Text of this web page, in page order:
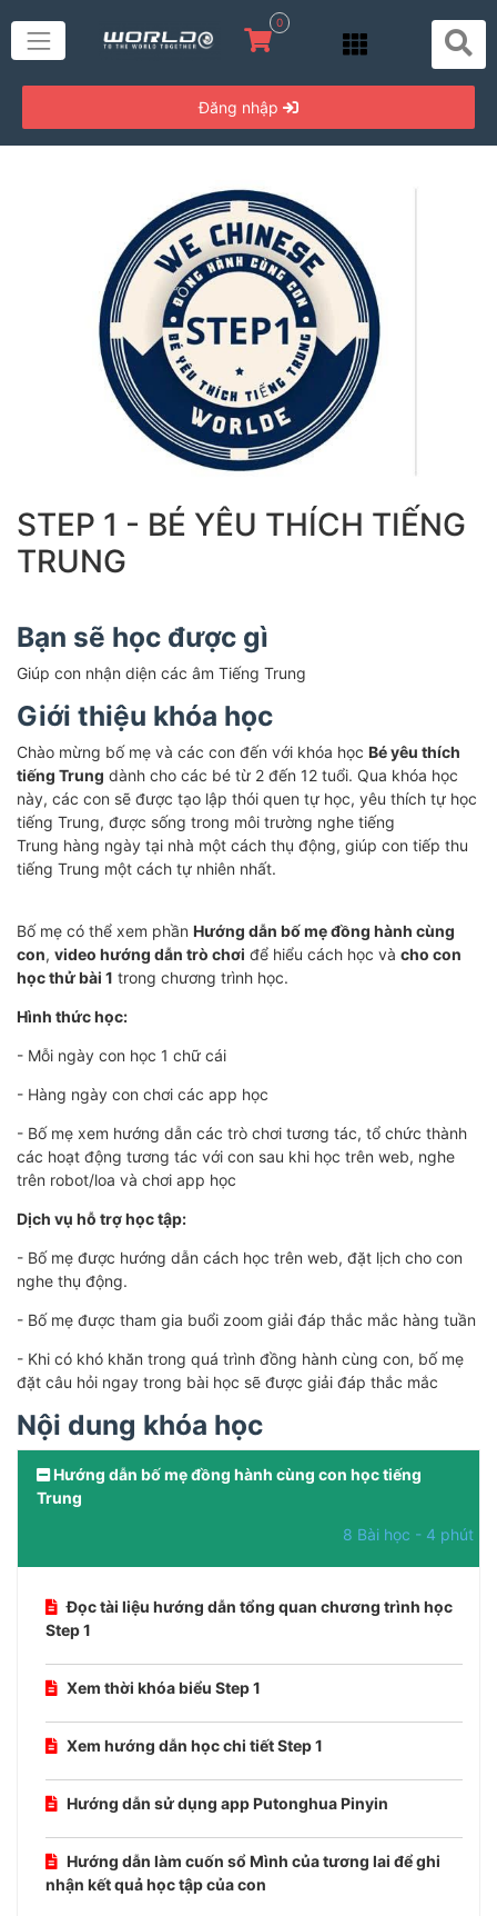
0
Đăng nhập
STEP 1 - BÉ YÊU THÍCH TIẾNG
TRUNG
Bạn sẽ học được gì
Giúp con nhận diện các âm Tiếng Trung
Giới thiệu khóa học
Chào mừng bố mẹ và các con đến với khóa học Bé yêu thích
tiếng Trung dành cho các bé từ 2 đến 12 tuổi. Qua khóa học
này, các con sẽ được tạo lập thói quen tự học, yêu thích tự học
tiếng Trung, được sống trong môi trường nghe tiếng
Trung hàng ngày tại nhà một cách thụ động, giúp con tiếp thu
tiếng Trung một cách tự nhiên nhất.
Bố mẹ có thể xem phần Hướng dẫn bố mẹ đồng hành cùng
con, video hướng dẫn trò chơi để hiểu cách học và cho con
học thử bài 1 trong chương trình học.
Hình thức học:
- Mỗi ngày con học 1 chữ cái
- Hàng ngày con chơi các app học
- Bố mẹ xem hướng dẫn các trò chơi tương tác, tổ chức thành
các hoạt động tương tác với con sau khi học trên web, nghe
trên robot/loa và chơi app học
Dịch vụ hỗ trợ học tập:
- Bố mẹ được hướng dẫn cách học trên web, đặt lịch cho con
nghe thụ động.
- Bố mẹ được tham gia buổi zoom giải đáp thắc mắc hàng tuần
- Khi có khó khăn trong quá trình đồng hành cùng con, bố mẹ
đặt câu hỏi ngay trong bài học sẽ được giải đáp thắc mắc
Nội dung khóa học
Hướng dẫn bố mẹ đồng hành cùng con học tiếng
Trung
8 Bài học - 4 phút
Đọc tài liệu hướng dẫn tổng quan chương trình học
Step 1
Xem thời khóa biểu Step 1
Xem hướng dẫn học chi tiết Step 1
Hướng dẫn sử dụng app Putonghua Pinyin
Hướng dẫn làm cuốn sổ Mình của tương lai để ghi
nhận kết quả học tập của con